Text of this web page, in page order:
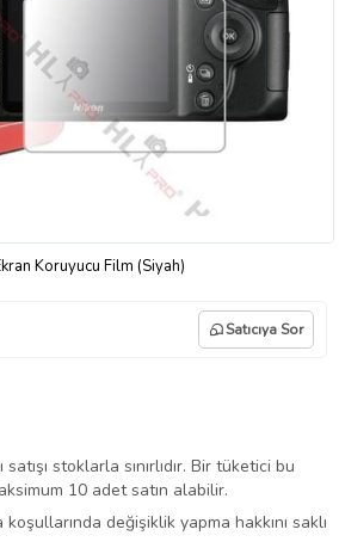
Koruyucu Film (Siyah)
Satıcıya Sor
stoklarla sınırlıdır. Bir tüketici bu
10 adet satın alabilir.
değişiklik yapma hakkını saklı